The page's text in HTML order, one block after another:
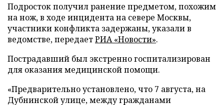
Подросток получил ранение предметом, похожим
на нож, в ходе инцидента на севере Москвы,
участники конфликта задержаны, указали в
ведомстве, передаетРИА «Новости».
Пострадавший был экстренно госпитализирован
для оказания медицинской помощи.
«Предварительно установлено, что 7 августа, на
Дубнинской улице, между гражданами